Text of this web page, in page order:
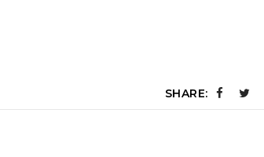
SHARE: